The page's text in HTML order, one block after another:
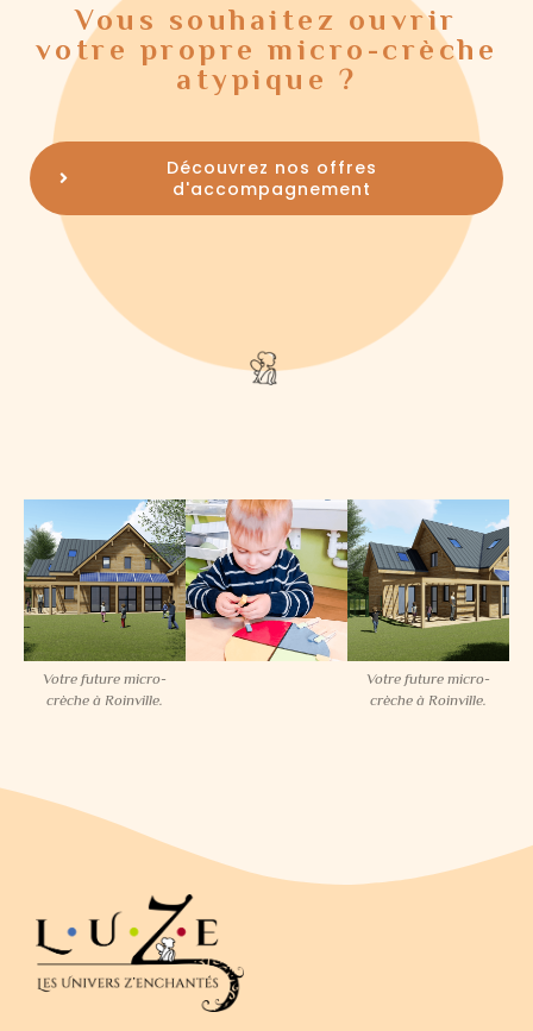
Vous souhaitez ouvrir
votre propre micro-crèche
atypique ?
Découvrez nos offres
d'accompagnement
Votre future micro-
crèche à Roinville.
Votre future micro-
crèche à Roinville.